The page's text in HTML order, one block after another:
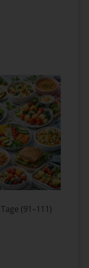
(91–111)